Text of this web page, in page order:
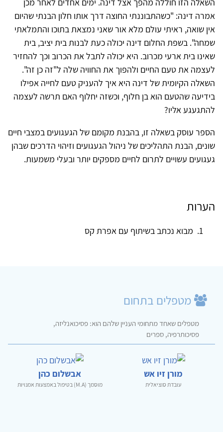
אמרה דינה: "כשהתבוננתי החוצה דרך אותו חלון הבנתי שהיום
אין שואה, ראיתי עולם מלא אור שאני נמצאת בתוכו והתמלאתי
שמחה". בשפת החלום דינה יכולה כעת לבנות בית יציב, בית
שאינו בית ארעי מכרוב. היא יכולה לתבל את הכרוב וכך להחזיר
לעצמה את טעם החיים ולהפוך את החוויה שלה ל"זה כן זה".
השאלה הקיומית של דינה היא איך להעניק טעם לחייה אפילו
בידיעה שהטעם הוא בן חלוף, וכשזה יחלוף האם תרשה לעצמה
להתגעגע אליו?
הספר עוסק בשאלה זו, בהבנת מקומם של הגעגועים במצבי חיים
שונים, הבנת התהליכים של ניהול הגעגועים וזיהוי הדרכים שבהן
געגועים עשויים לתרום לחיים מספקים יותר ובעלי משמעות.
הערות
מבוא נכתב בשיתוף עם אפרת קס
מטפלים בתחום
מטפלים שאחד מתחומי העניין שלהם הוא: פסיכואנליזה,
פסיכותרפיה, ספרים
מורן זיו אש
עובדת סוציאלית
אבשלום כהן
מוסמך (M.A) בטיפול באמצעות אמנויות